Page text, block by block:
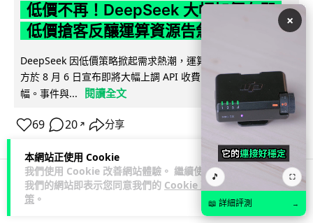
本網站正使用 Cookie
我們使用 Cookie 改善網站體驗。 繼續使用
我們的網站即表示您同意我們的 Cookie 政
策 。
低價不再！DeepSeek 大幅加價在即
低價搶客反釀運算資源告急
DeepSeek 因低價策略掀起需求熱潮，運算資源不勝負荷，官
方於 8 月 6 日宣布即將大幅上調 API 收費，惟未公布具體加
幅。事件與...
閱讀全文
69 20 ↗ 分享
應用軟件
×
🎵 ⛶
📖 詳細評測 →